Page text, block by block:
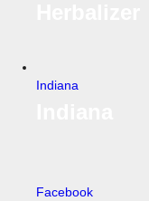
Indiana
Facebook